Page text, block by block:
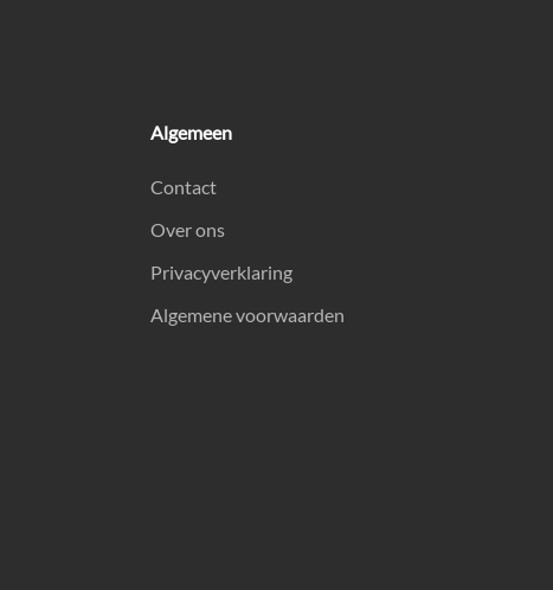
Algemeen
Contact
Over ons
Privacyverklaring
Algemene voorwaarden